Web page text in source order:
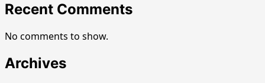
Recent Comments
No comments to show.
Archives